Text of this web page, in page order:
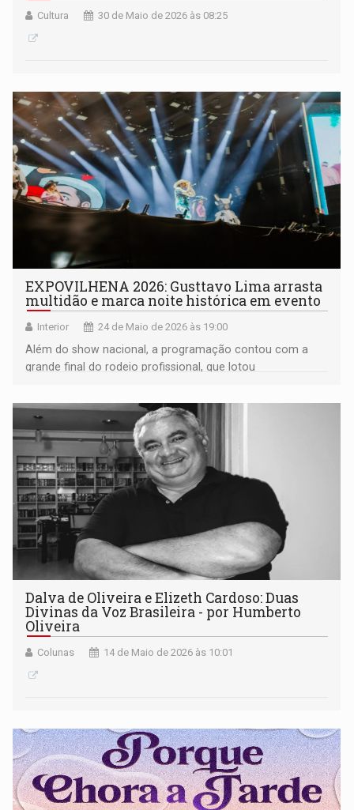
Cultura 30 de Maio de 2026 às 08:25
EXPOVILHENA 2026: Gusttavo Lima arrasta
multidão e marca noite histórica em evento
Interior 24 de Maio de 2026 às 19:00
Além do show nacional, a programação contou com a
grande final do rodeio profissional, que lotou
encerramento das montarias
Dalva de Oliveira e Elizeth Cardoso: Duas
Divinas da Voz Brasileira - por Humberto
Oliveira
Colunas 14 de Maio de 2026 às 10:01